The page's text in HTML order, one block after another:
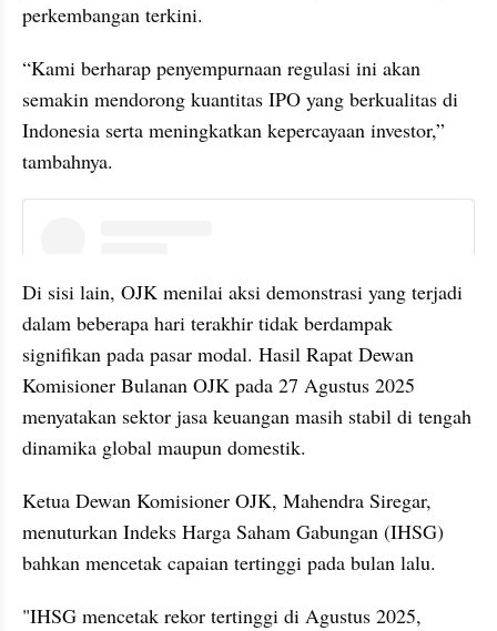
perkembangan terkini.
“Kami berharap penyempurnaan regulasi ini akan
semakin mendorong kuantitas IPO yang berkualitas di
Indonesia serta meningkatkan kepercayaan investor,”
tambahnya.
Di sisi lain, OJK menilai aksi demonstrasi yang terjadi
dalam beberapa hari terakhir tidak berdampak
signifikan pada pasar modal. Hasil Rapat Dewan
Komisioner Bulanan OJK pada 27 Agustus 2025
menyatakan sektor jasa keuangan masih stabil di tengah
dinamika global maupun domestik.
Ketua Dewan Komisioner OJK, Mahendra Siregar,
menuturkan Indeks Harga Saham Gabungan (IHSG)
bahkan mencetak capaian tertinggi pada bulan lalu.
"IHSG mencetak rekor tertinggi di Agustus 2025,